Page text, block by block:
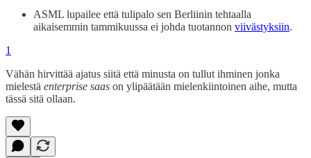
ASML lupailee että tulipalo sen Berliinin tehtaalla
aikaisemmin tammikuussa ei johda tuotannon viivästyksiin.
1
Vähän hirvittää ajatus siitä että minusta on tullut ihminen jonka
mielestä enterprise saas on ylipäätään mielenkiintoinen aihe, mutta
tässä sitä ollaan.